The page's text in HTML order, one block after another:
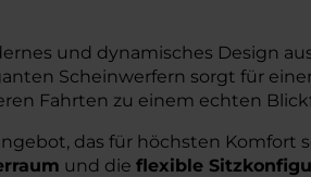
und dynamisches Design
Scheinwerfern sorgt für
Fahrten zu einem echten
das für höchsten
und die flexible